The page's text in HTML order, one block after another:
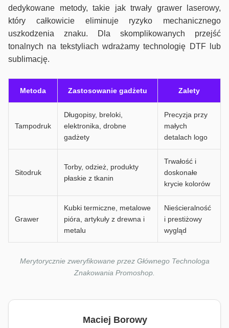
dedykowane metody, takie jak trwały grawer laserowy,
który całkowicie eliminuje ryzyko mechanicznego
uszkodzenia znaku. Dla skomplikowanych przejść
tonalnych na tekstyliach wdrażamy technologię DTF lub
sublimację.
Metoda Zastosowanie gadżetu Zalety
Tampodruk
Długopisy, breloki,
elektronika, drobne
gadżety
Precyzja przy
małych
detalach logo
Sitodruk
Torby, odzież, produkty
płaskie z tkanin
Trwałość i
doskonałe
krycie kolorów
Grawer
Kubki termiczne, metalowe
pióra, artykuły z drewna i
metalu
Nieścieralność
i prestiżowy
wygląd
Merytorycznie zweryfikowane przez Głównego Technologa
Znakowania Promoshop.
Maciej Borowy